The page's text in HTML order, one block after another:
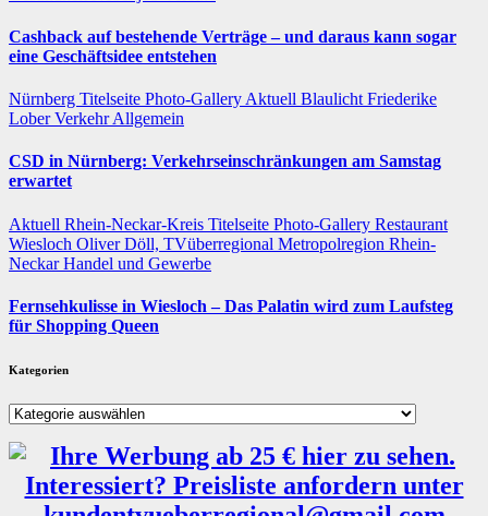
Cashback auf bestehende Verträge – und daraus kann sogar
eine Geschäftsidee entstehen
Nürnberg Titelseite Photo-Gallery Aktuell Blaulicht Friederike
LoberVerkehrAllgemein
CSD in Nürnberg: Verkehrseinschränkungen am Samstag
erwartet
Aktuell Rhein-Neckar-Kreis Titelseite Photo-Gallery Restaurant
Wiesloch Oliver Döll, TVüberregional Metropolregion Rhein-
Neckar Handel und Gewerbe
Fernsehkulisse in Wiesloch – Das Palatin wird zum Laufsteg
für Shopping Queen
Kategorien
Kategorien